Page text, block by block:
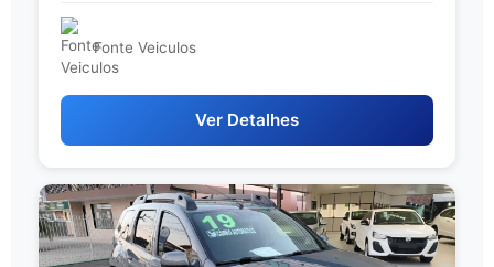
Fonte Veiculos
Ver Detalhes